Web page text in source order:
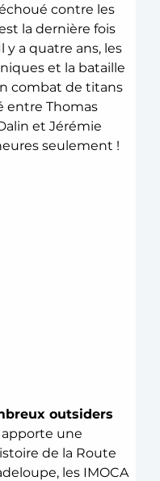
contre les
la dernière fois
y a quatre ans, les
et la bataille
combat de titans
entre Thomas
et Jérémie
seulement !
outsiders
une
de la Route
les IMOCA